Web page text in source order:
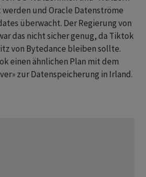
werden und Oracle Datenströme
überwacht. Der Regierung von
das nicht sicher genug, da Tiktok
von Bytedance bleiben sollte.
einen ähnlichen Plan mit dem
zur Datenspeicherung in Irland.